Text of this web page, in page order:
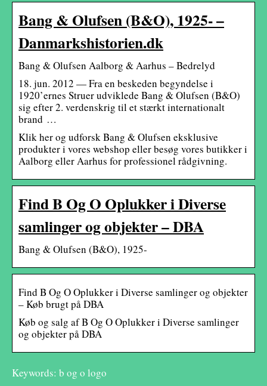
Bang & Olufsen (B&O), 1925- –
Danmarkshistorien.dk
Bang & Olufsen Aalborg & Aarhus – Bedrelyd
18. jun. 2012 — Fra en beskeden begyndelse i
1920’ernes Struer udviklede Bang & Olufsen (B&O)
sig efter 2. verdenskrig til et stærkt internationalt
brand …
Klik her og udforsk Bang & Olufsen eksklusive
produkter i vores webshop eller besøg vores butikker i
Aalborg eller Aarhus for professionel rådgivning.
Find B Og O Oplukker i Diverse
samlinger og objekter – DBA
Bang & Olufsen (B&O), 1925-
Find B Og O Oplukker i Diverse samlinger og objekter
– Køb brugt på DBA
Køb og salg af B Og O Oplukker i Diverse samlinger
og objekter på DBA
Keywords: b og o logo